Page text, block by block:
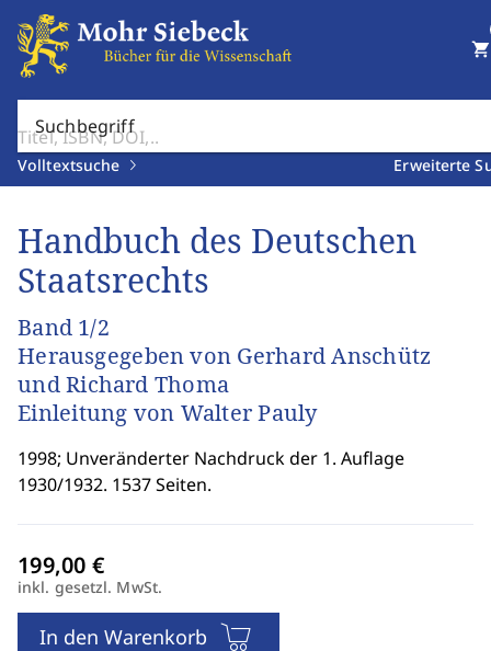
Suchbegriff
Volltextsuche Erweiterte
shopping_cart
Handbuch des Deutschen
Staatsrechts
Band 1/2
Herausgegeben von Gerhard Anschütz
und Richard Thoma
Einleitung von Walter Pauly
1998; Unveränderter Nachdruck der 1. Auflage
1930/1932. 1537 Seiten.
inkl. gesetzl. MwSt.
In den Warenkorb